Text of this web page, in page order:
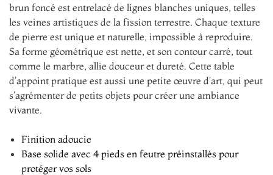
brun foncé est entrelacé de lignes blanches uniques, telles
les veines artistiques de la fission terrestre. Chaque texture
de pierre est unique et naturelle, impossible à reproduire.
Sa forme géométrique est nette, et son contour carré, tout
comme le marbre, allie douceur et dureté. Cette table
d'appoint pratique est aussi une petite œuvre d'art, qui peut
s'agrémenter de petits objets pour créer une ambiance
vivante.
Finition adoucie
Base solide avec 4 pieds en feutre préinstallés pour
protéger vos sols